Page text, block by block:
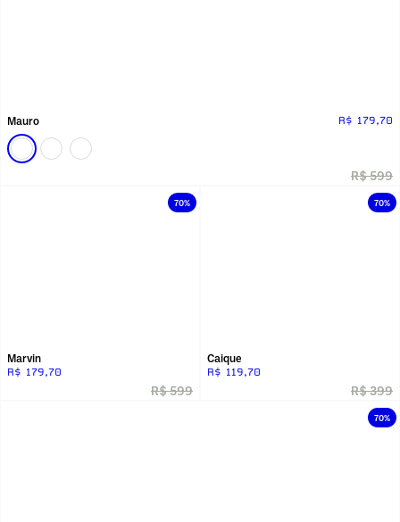
Mauro R$ 179,70
R$ 599
70%
Marvin
R$ 179,70
R$ 599
70%
Caique
R$ 119,70
R$ 399
70%